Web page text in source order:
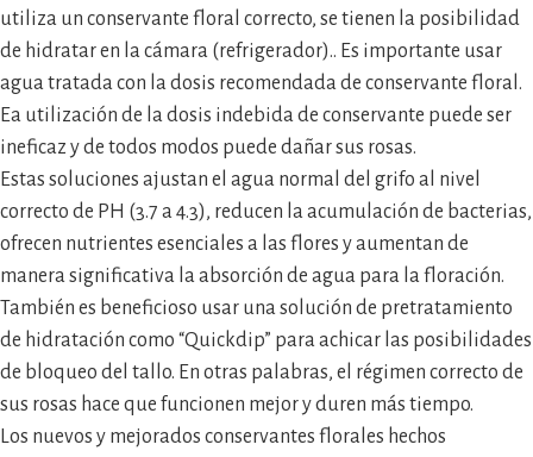
utiliza un conservante floral correcto, se tienen la posibilidad
de hidratar en la cámara (refrigerador).. Es importante usar
agua tratada con la dosis recomendada de conservante floral.
Ea utilización de la dosis indebida de conservante puede ser
ineficaz y de todos modos puede dañar sus rosas.
Estas soluciones ajustan el agua normal del grifo al nivel
correcto de PH (3.7 a 4.3), reducen la acumulación de bacterias,
ofrecen nutrientes esenciales a las flores y aumentan de
manera significativa la absorción de agua para la floración.
También es beneficioso usar una solución de pretratamiento
de hidratación como “Quickdip” para achicar las posibilidades
de bloqueo del tallo. En otras palabras, el régimen correcto de
sus rosas hace que funcionen mejor y duren más tiempo.
Los nuevos y mejorados conservantes florales hechos